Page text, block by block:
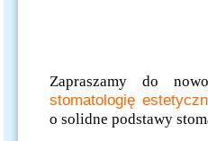
Zapraszamy do
stomatologię
o solidne podstawy